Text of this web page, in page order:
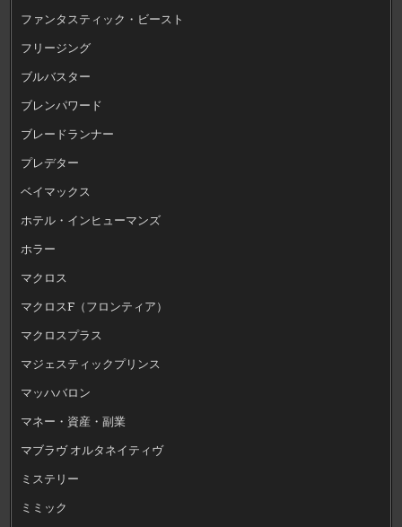
ファンタスティック・ビースト
フリージング
ブルバスター
ブレンパワード
ブレードランナー
プレデター
ベイマックス
ホテル・インヒューマンズ
ホラー
マクロス
マクロスF（フロンティア）
マクロスプラス
マジェスティックプリンス
マッハバロン
マネー・資産・副業
マブラヴ オルタネイティヴ
ミステリー
ミミック